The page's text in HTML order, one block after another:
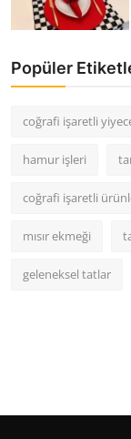
Popüler
coğrafi işaretli
hamur işleri
coğrafi işaretli
mısır ekmeği
geleneksel tatlar